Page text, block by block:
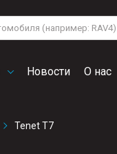
Новости О нас
Volkswagen
Audi
Tenet T7